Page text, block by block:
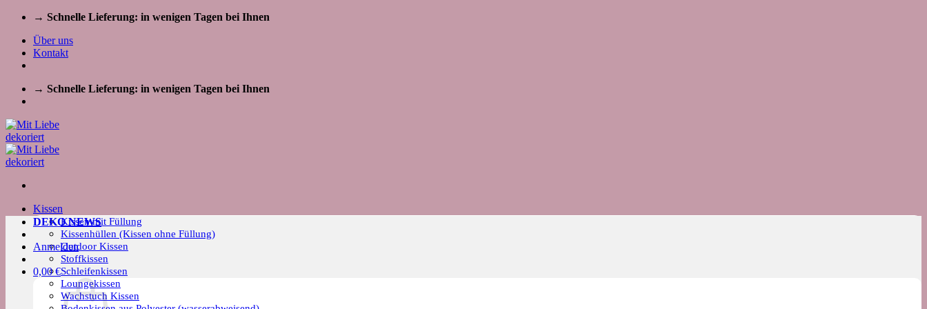
Zum
springen
→ Schnelle Lieferung: in wenigen Tagen bei Ihnen
Über uns
Kontakt
→ Schnelle Lieferung: in wenigen Tagen bei Ihnen
Kissen
Kissen mit Füllung
Kissenhüllen (Kissen ohne Füllung)
Outdoor Kissen
Stoffkissen
Schleifenkissen
Loungekissen
Wachstuch Kissen
DEKO NEWS
Anmelden
0,00€